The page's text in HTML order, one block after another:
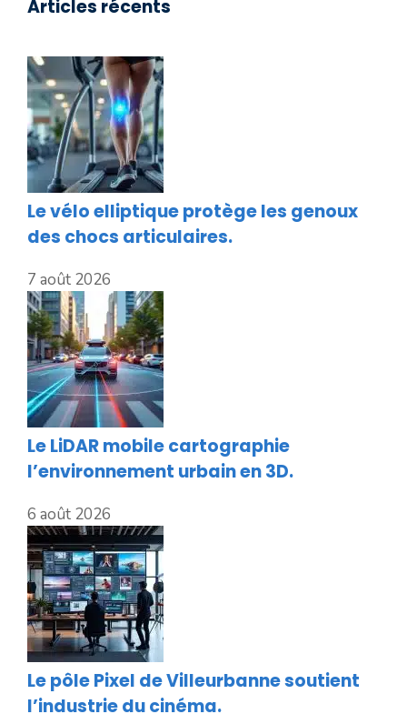
Articles récents
Le vélo elliptique protège les genoux
des chocs articulaires.
7 août 2026
Le LiDAR mobile cartographie
l’environnement urbain en 3D.
6 août 2026
Le pôle Pixel de Villeurbanne soutient
l’industrie du cinéma.